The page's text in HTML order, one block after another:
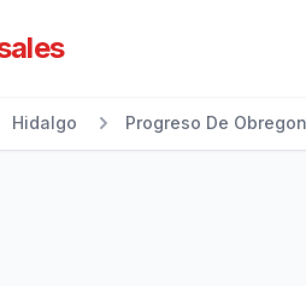
Hidalgo Progreso De Obregon